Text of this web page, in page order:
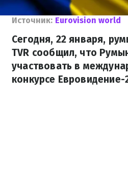
Источник: Eurovision world
Сегодня, 22 января,
TVR сообщил, что
участвовать в
конкурсе Евровидение-